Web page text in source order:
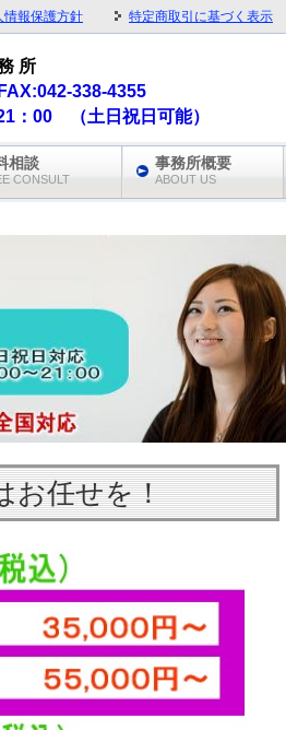
お任せを！
情報保護方針 特定商取引に基づく表示
所
338-4355
：00 （土日祝日可能）
相談
CONSULT
事務所概要
ABOUT US